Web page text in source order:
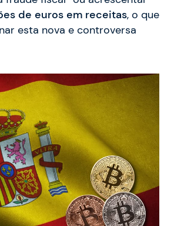
de euros em receitas, o que
esta nova e controversa